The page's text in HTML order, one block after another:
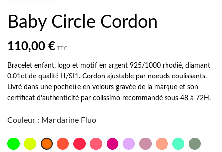
Baby Circle Cordon
110,00 € TTC
Bracelet enfant, logo et motif en argent 925/1000 rhodié, diamant
0.01ct de qualité H/SI1. Cordon ajustable par noeuds coulissants.
Livré dans une pochette en velours gravée de la marque et son
certificat d’authenticité par colissimo recommandé sous 48 à 72H.
Couleur : Mandarine Fluo
Vert
Fluo
Jaune
Fluo
Mandarine
Fluo
Orange
Fluo
Corail
Fluo
Bubble
Fluo
FuschiaLilas
Rose
Poudré
CorailVert
d'eau
Kaki
Grey